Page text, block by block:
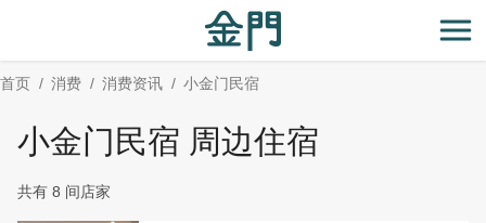
主
要
开
首页 消费 消费资讯 小金门民宿
小金门民宿 周边住宿
共有 8 间店家